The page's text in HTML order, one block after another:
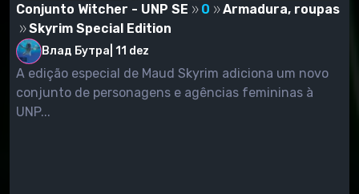
Conjunto Witcher - UNP SE 0
Armadura, roupas
Skyrim Special Edition
Влад Бутра 11 dez
A edição especial de Maud Skyrim adiciona um novo
conjunto de personagens e agências femininas à
UNP...